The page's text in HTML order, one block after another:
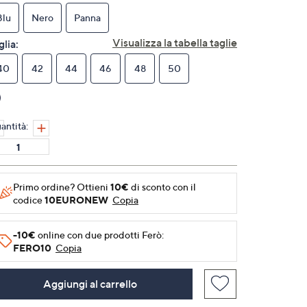
link
alla
pagina.
Nero Panna
Visualizza la tabella taglie
42 44 46 48 50
Primo ordine? Ottieni 10€ di sconto con il
codice10EURONEW Copia
-10€ online con due prodotti Ferò:
FERO10 Copia
Aggiungi al carrello